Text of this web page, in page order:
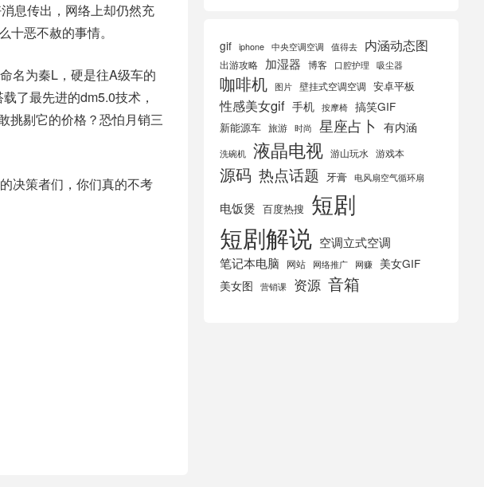
息传出，网络上却仍然充
十恶不赦的事情。
名为秦L，硬是往A级车的
了最先进的dm5.0技术，
挑剔它的价格？恐怕月销三
决策者们，你们真的不考
gif iphone 中央空调空调 值得去 内涵动态图
出游攻略 加湿器 博客 口腔护理 吸尘器
咖啡机 图片 壁挂式空调空调 安卓平板
性感美女gif 手机 按摩椅 搞笑GIF
新能源车 旅游 时尚 星座占卜 有内涵
洗碗机 液晶电视 游山玩水 游戏本
源码 热点话题 牙膏 电风扇空气循环扇
电饭煲 百度热搜 短剧
短剧解说 空调立式空调
笔记本电脑 网站 网络推广 网赚
美女GIF
美女图
营销课 资源 音箱